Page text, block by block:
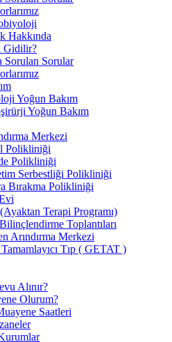
Hakkında
Gidilir?
Sorulan Sorular
Yoğun Bakım
Yoğun Bakım
Merkezi
Polikliniği
Polikliniği
Serbestliği Polikliniği
Bırakma Polikliniği
Terapi Programı)
Toplantıları
Arındırma Merkezi
Tıp ( GETAT )
Alınır?
Olurum?
Saatleri